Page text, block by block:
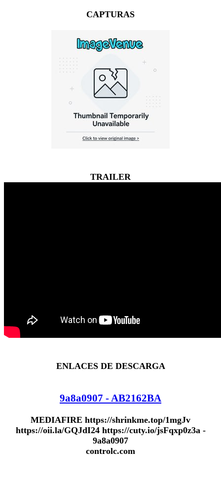
CAPTURAS
TRAILER
ENLACES DE DESCARGA
9a8a0907 - AB2162BA
MEDIAFIRE https://shrinkme.top/1mgJv
https://oii.la/GQJdI24 https://cuty.io/jsFqxp0z3a -
9a8a0907
controlc.com